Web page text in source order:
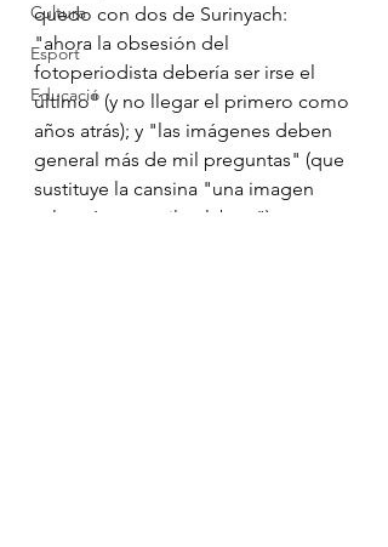
Cultura
Esport
Educació
quedo con dos de Surinyach:
"ahora la obsesión del
fotoperiodista debería ser irse el
último" (y no llegar el primero como
años atrás); y "las imágenes deben
general más de mil preguntas" (que
sustituye la cansina "una imagen
vale más que mil palabras").